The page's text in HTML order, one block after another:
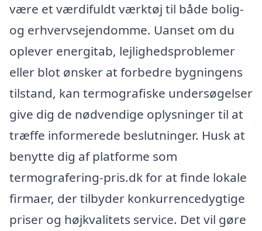
være et værdifuldt værktøj til både bolig-
og erhvervsejendomme. Uanset om du
oplever energitab, lejlighedsproblemer
eller blot ønsker at forbedre bygningens
tilstand, kan termografiske undersøgelser
give dig de nødvendige oplysninger til at
træffe informerede beslutninger. Husk at
benytte dig af platforme som
termografering-pris.dk for at finde lokale
firmaer, der tilbyder konkurrencedygtige
priser og højkvalitets service. Det vil gøre